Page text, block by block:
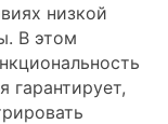
низкой
В этом
гарантирует,